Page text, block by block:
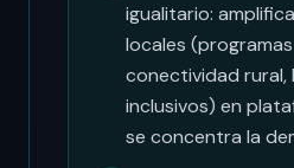
igualitario:
locales
conectividad rural,
inclusivos) en
se concentra la